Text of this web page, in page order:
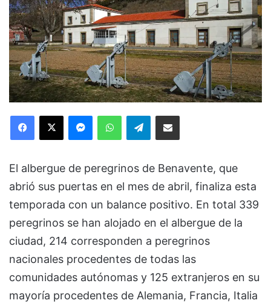
Facebook
X MessengerWhatsAppTelegramCompartir via Email
El albergue de peregrinos de Benavente, que
abrió sus puertas en el mes de abril, finaliza esta
temporada con un balance positivo. En total 339
peregrinos se han alojado en el albergue de la
ciudad, 214 corresponden a peregrinos
nacionales procedentes de todas las
comunidades autónomas y 125 extranjeros en su
mayoría procedentes de Alemania, Francia, Italia